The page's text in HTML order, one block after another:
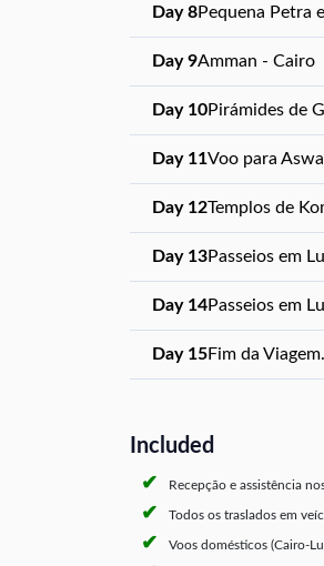
Day 8Pequena Petra
Day 9Amman - Cairo
Day 10Pirámides de
Day 11Voo para
Day 12Templos de
Day 13Passeios em
Day 14Passeios em
Day 15Fim da Viagem.
Included
Recepção e assistência
Todos os traslados em
Voos domésticos (Cairo-